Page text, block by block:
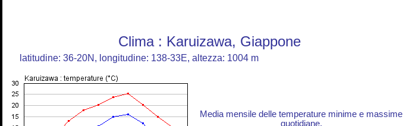
Clima : Karuizawa, Giappone
latitudine: 36-20N, longitudine: 138-33E, altezza: 1004 m
Media mensile delle temperature minime e massime
quotidiane.